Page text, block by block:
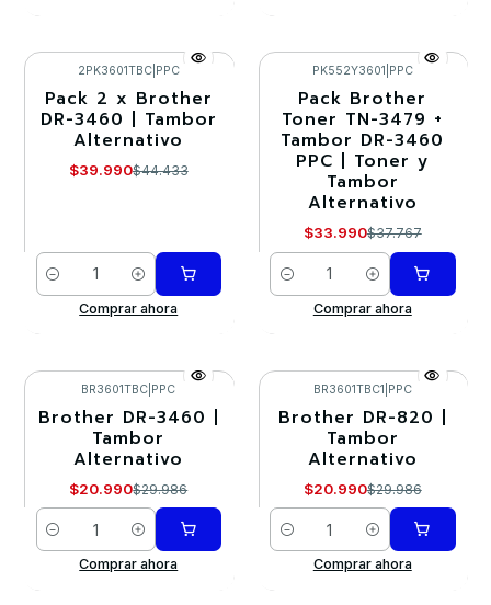
-10%
2PK3601TBC| PPC
Pack 2 x Brother
DR-3460 | Tambor
Alternativo
$39.990$44.433
Cantidad
Comprar ahora
-10%
PK552Y3601 PPC
Pack Brother
Toner TN-3479 +
Tambor DR-3460
PPC | Toner y
Tambor
Alternativo
$33.990$37.767
Cantidad
Comprar ahora
-30%
BR3601TBC PPC
Brother DR-3460 |
Tambor
Alternativo
$20.990$29.986
Cantidad
Comprar ahora
-30%
BR3601TBC1 PPC
Brother DR-820 |
Tambor
Alternativo
$20.990$29.986
Cantidad
Comprar ahora